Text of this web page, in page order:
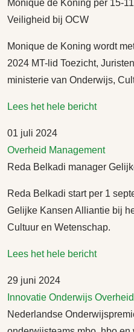
Monique de Koning per 15-
Veiligheid bij OCW
Monique de Koning wordt
2024 MT-lid Toezicht,
ministerie van Onderwijs,
Lees het hele bericht
01 juli 2024
Overheid Management
Reda Belkadi manager
Reda Belkadi start per 1
Gelijke Kansen Alliantie bij
Cultuur en Wetenschap.
Lees het hele bericht
29 juni 2024
Innovatie Onderwijs Overheid
Nederlandse